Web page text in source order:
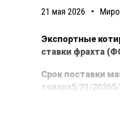
21 мая 2026
Экспортные
ставки фрахта
Срок поставки
товара5/21/2026